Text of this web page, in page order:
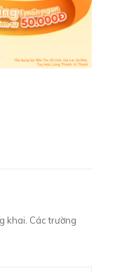
khai. Các trường